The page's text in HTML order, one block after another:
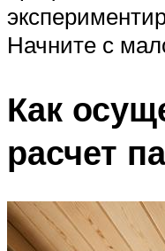
Начните с
Как
расчет